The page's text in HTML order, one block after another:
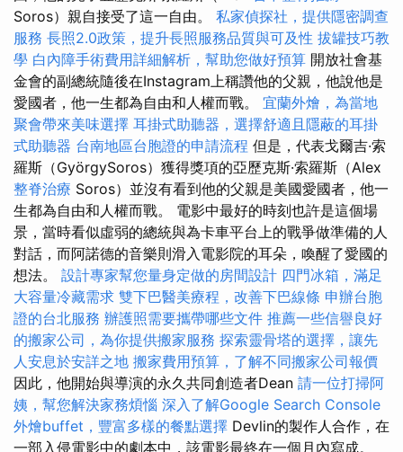
Soros）親自接受了這一自由。 私家偵探社，提供隱密調查
服務 長照2.0政策，提升長照服務品質與可及性 拔罐技巧教
學 白內障手術費用詳細解析，幫助您做好預算 開放社會基
金會的副總統隨後在Instagram上稱讚他的父親，他說他是
愛國者，他一生都為自由和人權而戰。 宜蘭外燴，為當地
聚會帶來美味選擇 耳掛式助聽器，選擇舒適且隱蔽的耳掛
式助聽器 台南地區台胞證的申請流程 但是，代表戈爾吉·索
羅斯（GyörgySoros）獲得獎項的亞歷克斯·索羅斯（Alex
整脊治療 Soros）並沒有看到他的父親是美國愛國者，他一
生都為自由和人權而戰。 電影中最好的時刻也許是這個場
景，當時看似虛弱的總統與為卡車平台上的戰爭做準備的人
對話，而阿諾德的音樂則滑入電影院的耳朵，喚醒了愛國的
想法。 設計專家幫您量身定做的房間設計 四門冰箱，滿足
大容量冷藏需求 雙下巴醫美療程，改善下巴線條 申辦台胞
證的台北服務 辦護照需要攜帶哪些文件 推薦一些信譽良好
的搬家公司，為你提供搬家服務 探索靈骨塔的選擇，讓先
人安息於安詳之地 搬家費用預算，了解不同搬家公司報價
因此，他開始與導演的永久共同創造者Dean 請一位打掃阿
姨，幫您解決家務煩惱 深入了解Google Search Console
外燴buffet，豐富多樣的餐點選擇 Devlin的製作人合作，在
一部入侵電影中的劇本中，該電影最終在一個月內寫成。